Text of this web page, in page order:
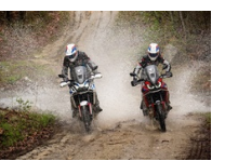
duas rodas invade o Baixo
Alentejo